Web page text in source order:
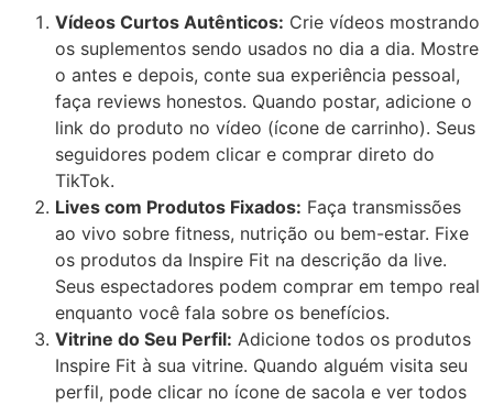
Vídeos Curtos Autênticos: Crie vídeos mostrando
os suplementos sendo usados no dia a dia. Mostre
o antes e depois, conte sua experiência pessoal,
faça reviews honestos. Quando postar, adicione o
link do produto no vídeo (ícone de carrinho). Seus
seguidores podem clicar e comprar direto do
TikTok.
Lives com Produtos Fixados: Faça transmissões
ao vivo sobre fitness, nutrição ou bem-estar. Fixe
os produtos da Inspire Fit na descrição da live.
Seus espectadores podem comprar em tempo real
enquanto você fala sobre os benefícios.
Vitrine do Seu Perfil: Adicione todos os produtos
Inspire Fit à sua vitrine. Quando alguém visita seu
perfil, pode clicar no ícone de sacola e ver todos